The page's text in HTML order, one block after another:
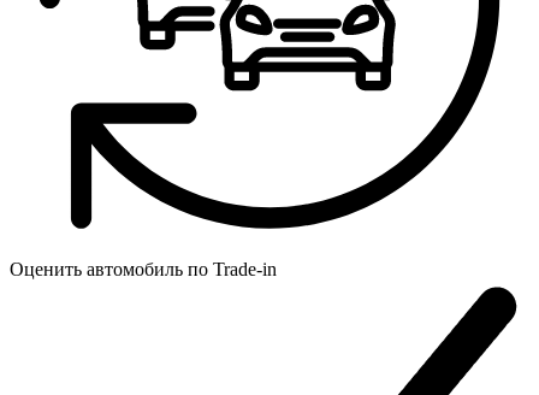
Оценить автомобиль по Trade-in